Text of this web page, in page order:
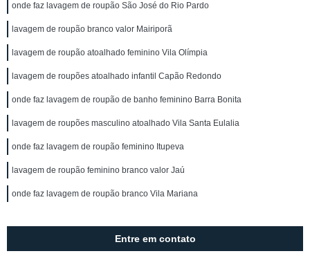
onde faz lavagem de roupão São José do Rio Pardo
lavagem de roupão branco valor Mairiporã
lavagem de roupão atoalhado feminino Vila Olímpia
lavagem de roupões atoalhado infantil Capão Redondo
onde faz lavagem de roupão de banho feminino Barra Bonita
lavagem de roupões masculino atoalhado Vila Santa Eulalia
onde faz lavagem de roupão feminino Itupeva
lavagem de roupão feminino branco valor Jaú
onde faz lavagem de roupão branco Vila Mariana
Entre em contato